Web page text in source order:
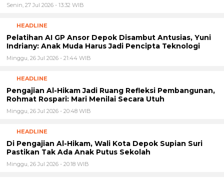
Minggu, 26 Jul 2026 - 20:48 WIB
HEADLINE
Di Pengajian Al-Hikam, Wali Kota Depok Supian Suri
Pastikan Tak Ada Anak Putus Sekolah
Minggu, 26 Jul 2026 - 20:18 WIB
HEADLINE
BNN Kota Depok Libatkan MUI dalam Peringatan Hari
Anti Narkotika Internasional 2026, Rohmat Rospari:
Paginasi
1 2 3 … 165 Selanjutnya